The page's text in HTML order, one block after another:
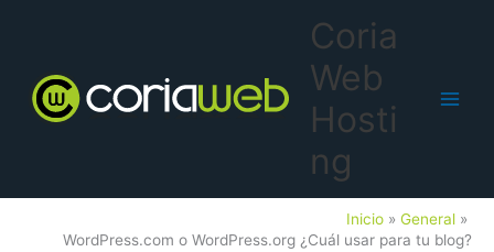
Coria
Web
Hosti
ng
Inicio
General
WordPress.com o WordPress.org ¿Cuál usar para tu blog?